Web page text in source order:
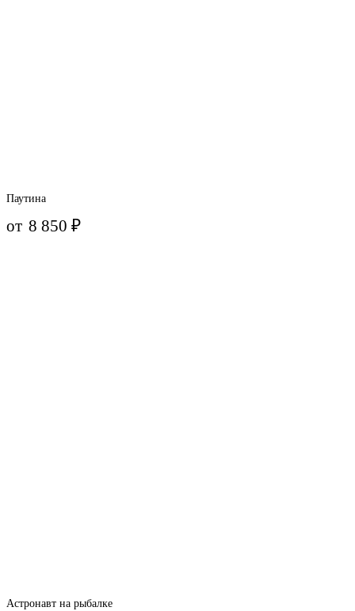
Паутина
от 8 850₽
Астронавт на рыбалке